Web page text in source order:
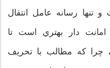
تنها رسانه عامل انتقال
دار بهتري است تا
چرا که مطالب با تحريف